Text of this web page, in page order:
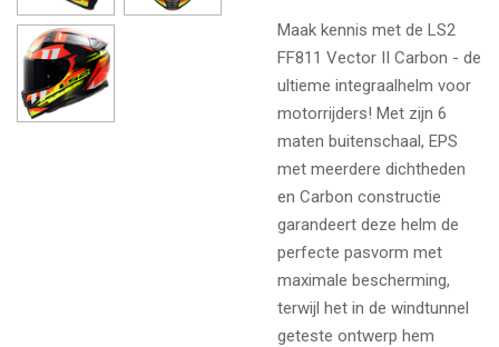
Maak kennis met de LS2
FF811 Vector II Carbon - de
ultieme integraalhelm voor
motorrijders! Met zijn 6
maten buitenschaal, EPS
met meerdere dichtheden
en Carbon constructie
garandeert deze helm de
perfecte pasvorm met
maximale bescherming,
terwijl het in de windtunnel
geteste ontwerp hem